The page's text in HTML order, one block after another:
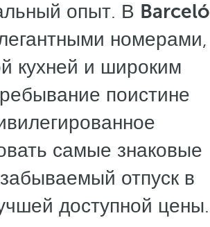
опыт. В Barceló
номерами,
кухней и широким
поистине
самые знаковые
отпуск в
доступной цены.